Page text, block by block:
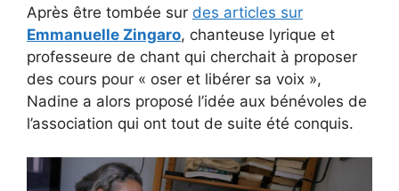
Après être tombée sur des articles sur
Emmanuelle Zingaro, chanteuse lyrique et
professeure de chant qui cherchait à proposer
des cours pour « oser et libérer sa voix »,
Nadine a alors proposé l’idée aux bénévoles de
l’association qui ont tout de suite été conquis.